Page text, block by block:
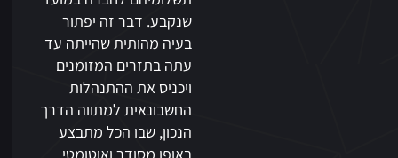
שנקבע. דבר זה יפתור
בעיה מהותית שהייתה עד
עתה בתזרים המזומנים
ויכניס את ההתנהלות
החשבונאית למתווה הדרך
הנכון, שבו הכל מתבצע
באופן מסודר ואוטומטי.